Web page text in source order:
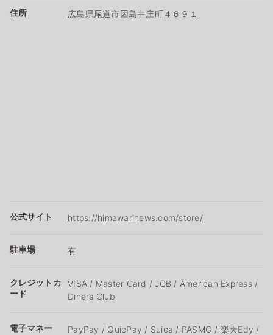
住所 広島県尾道市因島中庄町４６９１
公式サイト https://himawarinews.com/store/
駐車場 有
クレジットカ
ード
VISA / Master Card / JCB / American Express /
Diners Club
電子マネー
PayPay / QuicPay / Suica / PASMO / 楽天Edy /